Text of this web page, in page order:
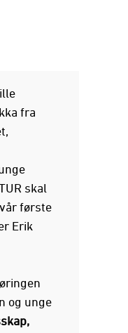
fra
skal
første
Erik
og unge